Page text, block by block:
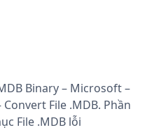
Binary – Microsoft –
File .MDB. Phần
File .MDB lỗi